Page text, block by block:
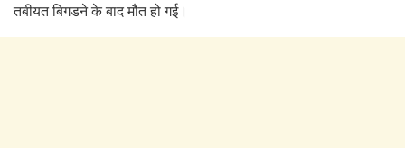
तबीयत बिगडने के बाद मौत हो गई।